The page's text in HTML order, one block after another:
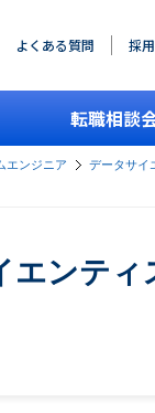
よくある質問 採
転職相談
エンジニア データサイ
ンテ